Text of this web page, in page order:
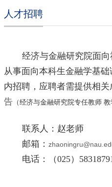
人才招聘
经济与金融研究院面
从事面向本科生金融学基
内招聘，应聘者需提供相
告 （经济与金融研究院专任教师
联系人：赵老师
邮箱：
电话：（025）